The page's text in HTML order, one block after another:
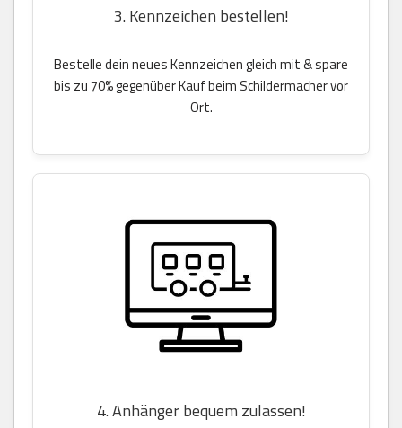
3. Kennzeichen bestellen!
Bestelle dein neues Kennzeichen gleich mit & spare
bis zu 70% gegenüber Kauf beim Schildermacher vor
Ort.
4. Anhänger bequem zulassen!